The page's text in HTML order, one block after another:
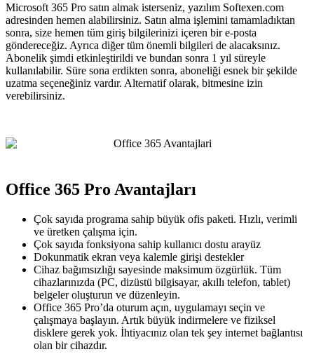
Microsoft 365 Pro satın almak isterseniz, yazılım Softexen.com
adresinden hemen alabilirsiniz. Satın alma işlemini tamamladıktan
sonra, size hemen tüm giriş bilgilerinizi içeren bir e-posta
göndereceğiz. Ayrıca diğer tüm önemli bilgileri de alacaksınız.
Abonelik şimdi etkinleştirildi ve bundan sonra 1 yıl süreyle
kullanılabilir. Süre sona erdikten sonra, aboneliği esnek bir şekilde
uzatma seçeneğiniz vardır. Alternatif olarak, bitmesine izin
verebilirsiniz.
Office 365 Pro Avantajları
Çok sayıda programa sahip büyük ofis paketi. Hızlı, verimli
ve üretken çalışma için.
Çok sayıda fonksiyona sahip kullanıcı dostu arayüz
Dokunmatik ekran veya kalemle girişi destekler
Cihaz bağımsızlığı sayesinde maksimum özgürlük. Tüm
cihazlarınızda (PC, dizüstü bilgisayar, akıllı telefon, tablet)
belgeler oluşturun ve düzenleyin.
Office 365 Pro’da oturum açın, uygulamayı seçin ve
çalışmaya başlayın. Artık büyük indirmelere ve fiziksel
disklere gerek yok. İhtiyacınız olan tek şey internet bağlantısı
olan bir cihazdır.